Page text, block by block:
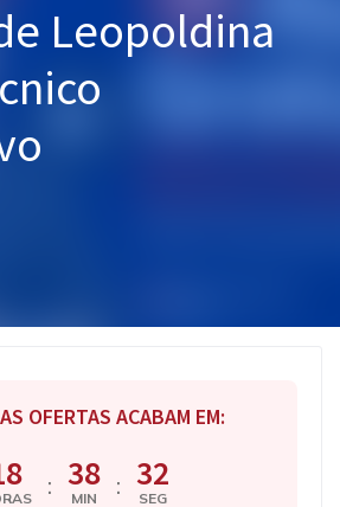
Leopoldina
OFERTAS ACABAM EM:
: 38
MIN : 31
SEG